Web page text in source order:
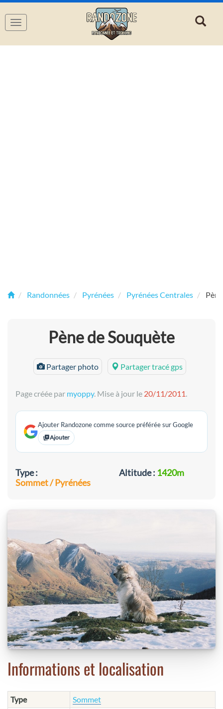
Navigation
Randonnées Pyrénées Pyrénées Centrales
Pène de Souquète
Partager photo Partager tracé gps
Page créée par myoppy. Mise à jour le 20/11/2011.
Ajouter Randozone comme source préférée sur Google
Ajouter
Type :
Sommet / Pyrénées
Altitude : 1420m
Informations et localisation
Type
Sommet